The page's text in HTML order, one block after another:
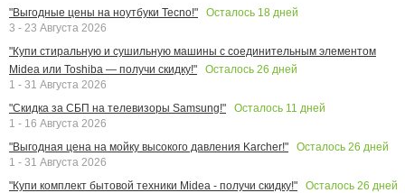
"Выгодные цены на ноутбуки Tecno!"
Осталось 18 дней
3 - 23 Августа 2026
"Купи стиральную и сушильную машины с соединительным элементом
Midea или Toshiba — получи скидку!"
Осталось 26 дней
1 - 31 Августа 2026
"Скидка за СБП на телевизоры Samsung!"
Осталось 11 дней
1 - 16 Августа 2026
"Выгодная цена на мойку высокого давления Karcher!"
Осталось 26 дней
1 - 31 Августа 2026
"Купи комплект бытовой техники Midea - получи скидку!"
Осталось 26 дней